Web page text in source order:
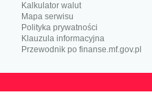
Kalkulator walut
Mapa serwisu
Polityka prywatności
Klauzula informacyjna
Przewodnik po finanse.mf.gov.pl